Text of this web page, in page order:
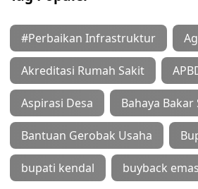
#Perbaikan Infrastruktur
Akreditasi Rumah Sakit
Aspirasi Desa Bahaya Bakar
Bantuan Gerobak Usaha
bupati kendal buyback emas